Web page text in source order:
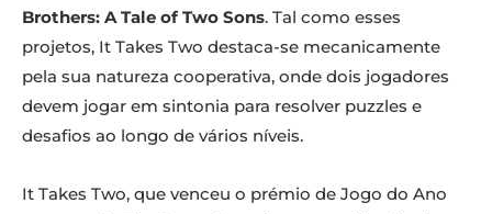
Brothers: A Tale of Two Sons. Tal como esses
projetos, It Takes Two destaca-se mecanicamente
pela sua natureza cooperativa, onde dois jogadores
devem jogar em sintonia para resolver puzzles e
desafios ao longo de vários níveis.
It Takes Two, que venceu o prémio de Jogo do Ano